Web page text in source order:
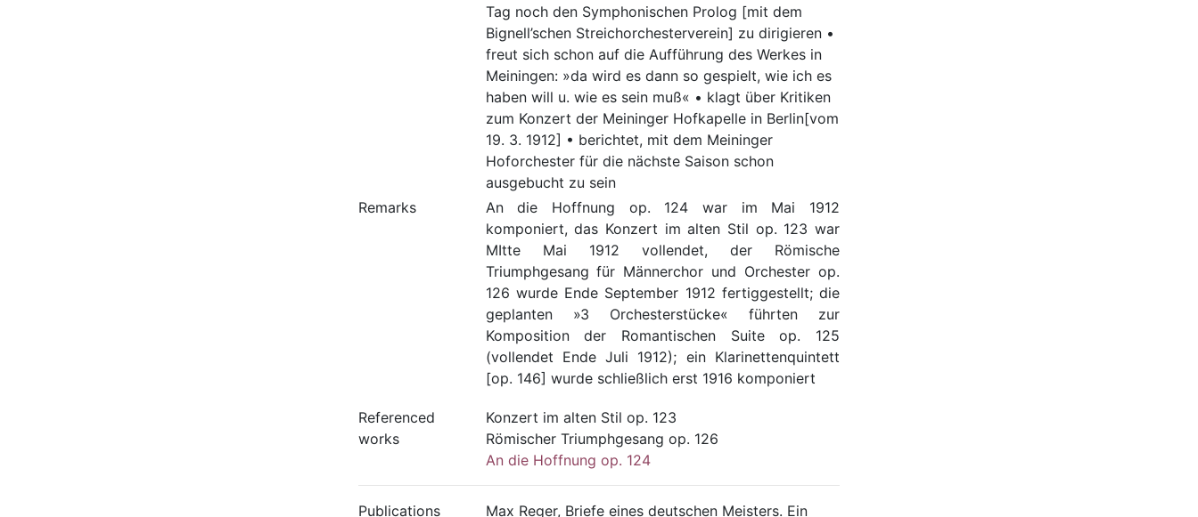
Tag noch den Symphonischen Prolog [mit dem
Bignell’schen Streichorchesterverein] zu dirigieren •
freut sich schon auf die Aufführung des Werkes in
Meiningen: »da wird es dann so gespielt, wie ich es
haben will u. wie es sein muß« • klagt über Kritiken
zum Konzert der Meininger Hofkapelle in Berlin[vom
19. 3. 1912] • berichtet, mit dem Meininger
Hoforchester für die nächste Saison schon
ausgebucht zu sein
Remarks
An die Hoffnung op. 124 war im Mai 1912
komponiert, das Konzert im alten Stil op. 123 war
MItte Mai 1912 vollendet, der Römische
Triumphgesang für Männerchor und Orchester op.
126 wurde Ende September 1912 fertiggestellt; die
geplanten »3 Orchesterstücke« führten zur
Komposition der Romantischen Suite op. 125
(vollendet Ende Juli 1912); ein Klarinettenquintett
[op. 146] wurde schließlich erst 1916 komponiert
Referenced
works
Konzert im alten Stil op. 123
Römischer Triumphgesang op. 126
An die Hoffnung op. 124
Publications Max Reger, Briefe eines deutschen Meisters. Ein